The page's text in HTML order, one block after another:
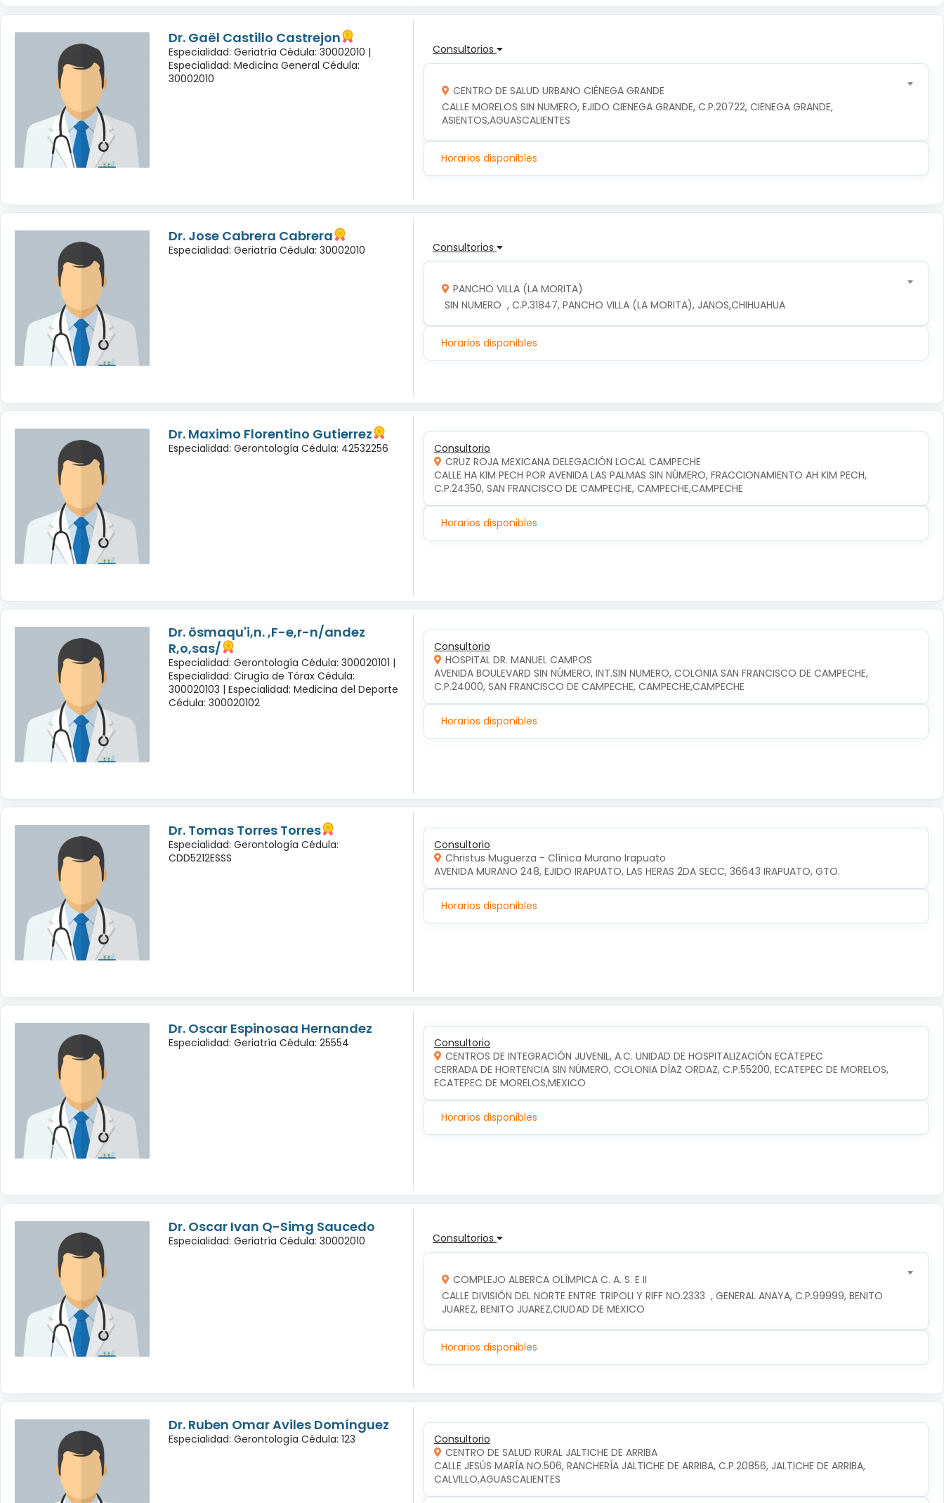
Dr. Gaël Castillo Castrejon
Especialidad: Geriatría Cédula: 30002010 |
Especialidad: Medicina General Cédula:
30002010
Consultorios
CENTRO DE SALUD URBANO CIÉNEGA GRANDE
CALLE MORELOS SIN NUMERO, EJIDO CIENEGA GRANDE, C.P.20722, CIENEGA GRANDE,
ASIENTOS,AGUASCALIENTES
Horarios disponibles
Dr. Jose Cabrera Cabrera
Especialidad: Geriatría Cédula: 30002010 Consultorios
PANCHO VILLA (LA MORITA)
SIN NUMERO  , C.P.31847, PANCHO VILLA (LA MORITA), JANOS,CHIHUAHUA
Horarios disponibles
Dr. Maximo Florentino Gutierrez
Especialidad: Gerontología Cédula: 42532256
Consultorio
CRUZ ROJA MEXICANA DELEGACIÓN LOCAL CAMPECHE
CALLE HA KIM PECH POR AVENIDA LAS PALMAS SIN NÚMERO, FRACCIONAMIENTO AH KIM PECH,
C.P.24350, SAN FRANCISCO DE CAMPECHE, CAMPECHE,CAMPECHE
Horarios disponibles
Dr. ösmaqu'i,n. ,F-e,r-n/andez
R,o,sas/
Especialidad: Gerontología Cédula: 300020101 |
Especialidad: Cirugía de Tórax Cédula:
300020103 | Especialidad: Medicina del Deporte
Cédula: 300020102
Consultorio
HOSPITAL DR. MANUEL CAMPOS
AVENIDA BOULEVARD SIN NÚMERO, INT.SIN NUMERO, COLONIA SAN FRANCISCO DE CAMPECHE,
C.P.24000, SAN FRANCISCO DE CAMPECHE, CAMPECHE,CAMPECHE
Horarios disponibles
Dr. Tomas Torres Torres
Especialidad: Gerontología Cédula:
CDD5212ESSS
Consultorio
Christus Muguerza - Clínica Murano Irapuato
AVENIDA MURANO 248, EJIDO IRAPUATO, LAS HERAS 2DA SECC, 36643 IRAPUATO, GTO.
Horarios disponibles
Dr. Oscar Espinosaa Hernandez
Especialidad: Geriatría Cédula: 25554
Consultorio
CENTROS DE INTEGRACIÓN JUVENIL, A.C. UNIDAD DE HOSPITALIZACIÓN ECATEPEC
CERRADA DE HORTENCIA SIN NÚMERO, COLONIA DÍAZ ORDAZ, C.P.55200, ECATEPEC DE MORELOS,
ECATEPEC DE MORELOS,MEXICO
Horarios disponibles
Dr. Oscar Ivan Q-Simg Saucedo
Especialidad: Geriatría Cédula: 30002010 Consultorios
COMPLEJO ALBERCA OLÍMPICA C. A. S. E II
CALLE DIVISIÓN DEL NORTE ENTRE TRIPOLI Y RIFF NO.2333  , GENERAL ANAYA, C.P.99999, BENITO
JUAREZ, BENITO JUAREZ,CIUDAD DE MEXICO
Horarios disponibles
Dr. Ruben Omar Aviles Domínguez
Especialidad: Gerontología Cédula: 123
Consultorio
CENTRO DE SALUD RURAL JALTICHE DE ARRIBA
CALLE JESÚS MARÍA NO.506, RANCHERÍA JALTICHE DE ARRIBA, C.P.20856, JALTICHE DE ARRIBA,
CALVILLO,AGUASCALIENTES